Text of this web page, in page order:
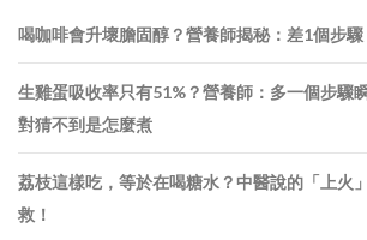
喝咖啡會升壞膽固醇？營養師揭秘：差1個步
生雞蛋吸收率只有51%？營養師：多一個步驟
對猜不到是怎麼煮
荔枝這樣吃，等於在喝糖水？中醫說的「上火
救！